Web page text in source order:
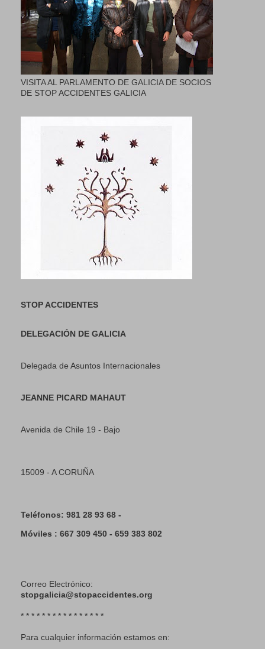
VISITA AL PARLAMENTO DE GALICIA DE SOCIOS
DE STOP ACCIDENTES GALICIA
STOP ACCIDENTES
DELEGACIÓN DE GALICIA
Delegada de Asuntos Internacionales
JEANNE PICARD MAHAUT
Avenida de Chile 19 - Bajo
15009 - A CORUÑA
Teléfonos: 981 28 93 68 -
Móviles : 667 309 450 - 659 383 802
Correo Electrónico:
stopgalicia@stopaccidentes.org
* * * * * * * * * * * * * * * *
Para cualquier información estamos en: